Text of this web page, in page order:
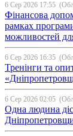
6 Сер 2026 17:55
Фінансова
рамках
можливостей
6 Сер 2026 16:35
Тренінги та
6 Сер 2026 02:05
Одна людина